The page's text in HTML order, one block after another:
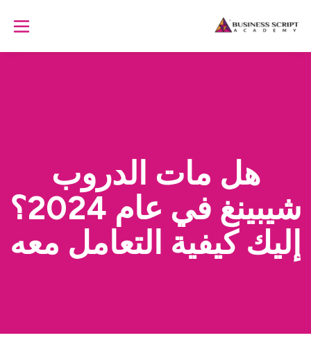
هل مات الدروب
شيبينغ في عام 2024؟
إليك كيفية التعامل معه